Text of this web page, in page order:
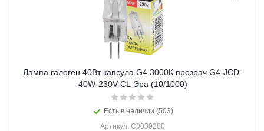
Лампа галоген 40Вт капсула G4 3000К прозрач G4-JCD-
40W-230V-CL Эра (10/1000)
Есть в наличии (503)
Артикул: C0039280